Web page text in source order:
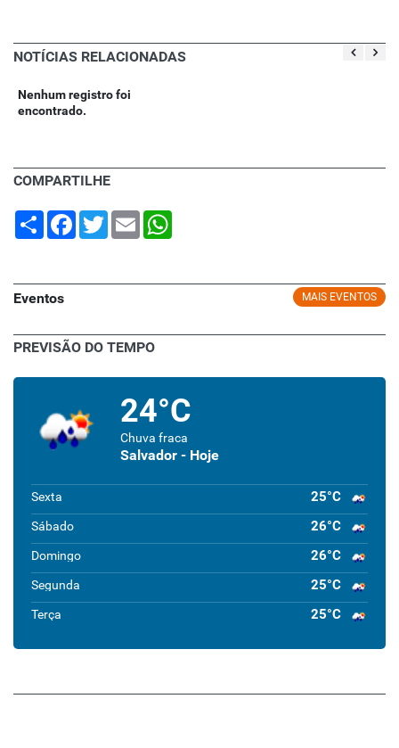
NOTÍCIAS RELACIONADAS
Nenhum registro foi
encontrado.
COMPARTILHE
Share Facebook
TwitterEmail
MAIS EVENTOS
Eventos
PREVISÃO DO TEMPO
24°C
Chuva fraca
Salvador - Hoje
Sexta 25°C
Sábado 26°C
Domingo 26°C
Segunda 25°C
Terça 25°C